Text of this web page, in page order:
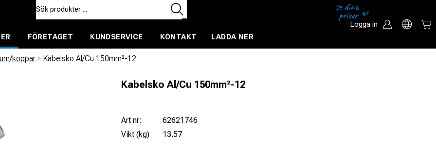
Logga in
FÖRETAGET KUNDSERVICE KONTAKT LADDA NER
koppar / Kabelsko Al/Cu 150mm²-12
Kabelsko Al/Cu 150mm²-12
Art nr:
62621746
Vikt (kg)
13.57